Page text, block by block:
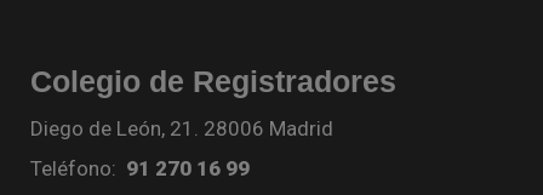
Colegio de Registradores
Diego de León, 21. 28006 Madrid
Teléfono: 91 270 16 99